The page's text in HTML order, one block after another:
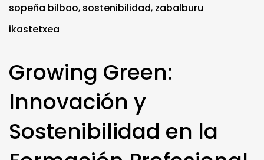
sopeña bilbao, sostenibilidad, zabalburu
ikastetxea
Growing Green:
Innovación y
Sostenibilidad en la